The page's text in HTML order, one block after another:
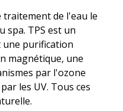
de l'eau le
spa. TPS est un
une purification
magnétique, une
par l'ozone
les UV. Tous ces